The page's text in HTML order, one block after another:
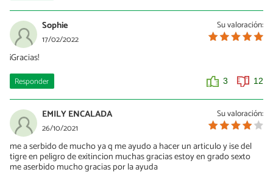
Su valoración:
Sophie
17/02/2022
¡Gracias!
Responder 3 12
Su valoración:
EMILY ENCALADA
26/10/2021
me a serbido de mucho ya q me ayudo a hacer un articulo y ise del
tigre en peligro de exitincion muchas gracias estoy en grado sexto
me aserbido mucho gracias por la ayuda